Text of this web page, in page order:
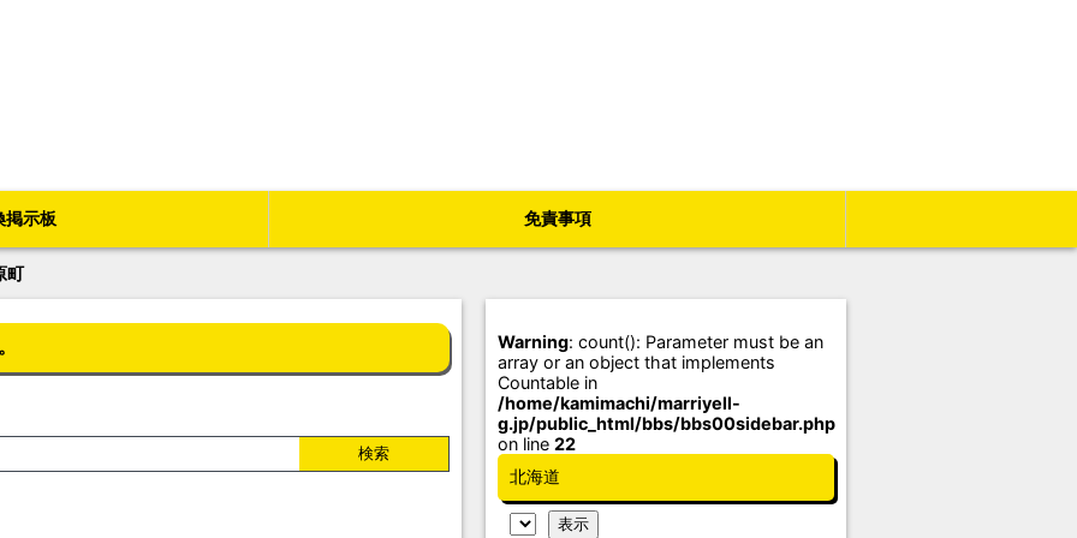
掲示板 免責事項
町
Warning: count(): Parameter must be an
array or an object that implements
Countable in
/home/kamimachi/marriyell-
g.jp/public_html/bbs/bbs00sidebar.php
on line 22
北海道